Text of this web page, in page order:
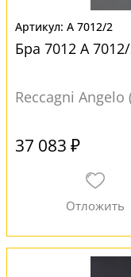
A 7012/2
Бра 7012 A
Reccagni Angelo
37 083 ₽